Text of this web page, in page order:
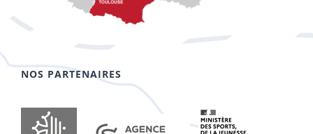
NOS PARTENAIRES